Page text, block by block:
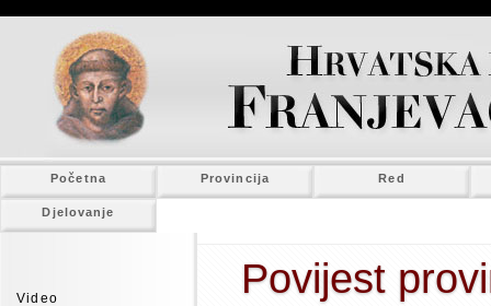
Početna Provincija Red
Djelovanje
Video Povijest